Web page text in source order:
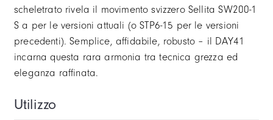
MOON INCEPTION
T360
scheletrato rivela il movimento svizzero Sellita SW200-1
S a per le versioni attuali (o STP6-15 per le versioni
precedenti). Semplice, affidabile, robusto – il DAY41
incarna questa rara armonia tra tecnica grezza ed
eleganza raffinata.
Utilizzo